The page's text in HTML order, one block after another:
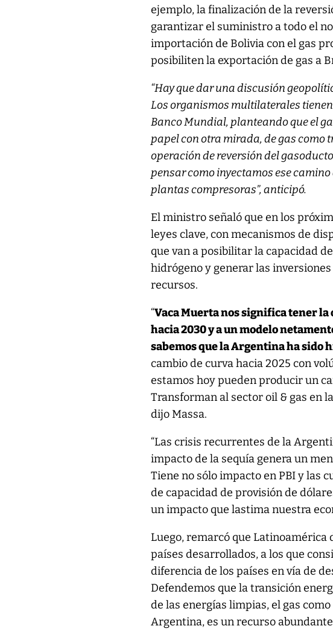
ejemplo, la finalización de la
garantizar el suministro a todo el
importación de Bolivia con el gas
posibiliten la exportación de gas a
“Hay que dar una discusión
Los organismos multilaterales
Banco Mundial, planteando que el
papel con otra mirada, de gas como
operación de reversión del
pensar como inyectamos ese
plantas compresoras”, anticipó.
El ministro señaló que en los
leyes clave, con mecanismos de
que van a posibilitar la capacidad
hidrógeno y generar las
recursos.
“Vaca Muerta nos significa tener
hacia 2030 y a un modelo
sabemos que la Argentina ha
cambio de curva hacia 2025 con
estamos hoy pueden producir un
Transforman al sector oil & gas en
dijo Massa.
“Las crisis recurrentes de la
impacto de la sequía genera un
Tiene no sólo impacto en PBI y las
de capacidad de provisión de
un impacto que lastima nuestra
Luego, remarcó que Latinoamérica
países desarrollados, a los que
diferencia de los países en vía de
Defendemos que la transición
de las energías limpias, el gas
Argentina, es un recurso